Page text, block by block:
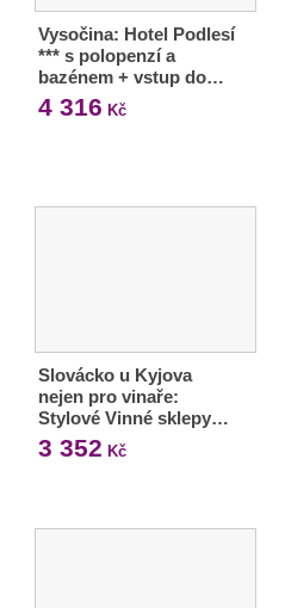
Vysočina: Hotel Podlesí
*** s polopenzí a
bazénem + vstup do…
4 316 Kč
Slovácko u Kyjova
nejen pro vinaře:
Stylové Vinné sklepy…
3 352 Kč